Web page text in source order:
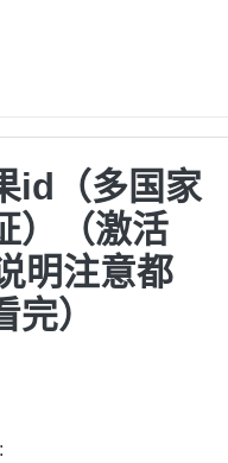
id（多国家
）（激活
明注意都
）